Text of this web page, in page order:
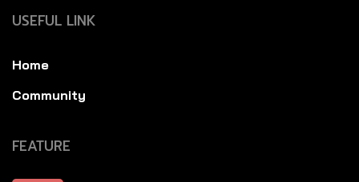
USEFUL LINK
Home
Community
FEATURE